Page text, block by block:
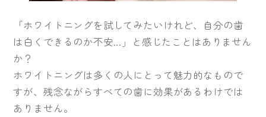
「ホワイトニングを試してみたいけれど、自分の歯
は白くできるのか不安...」と感じたことはありません
か？
ホワイトニングは多くの人にとって魅力的なもので
すが、残念ながらすべての歯に効果があるわけでは
ありません。